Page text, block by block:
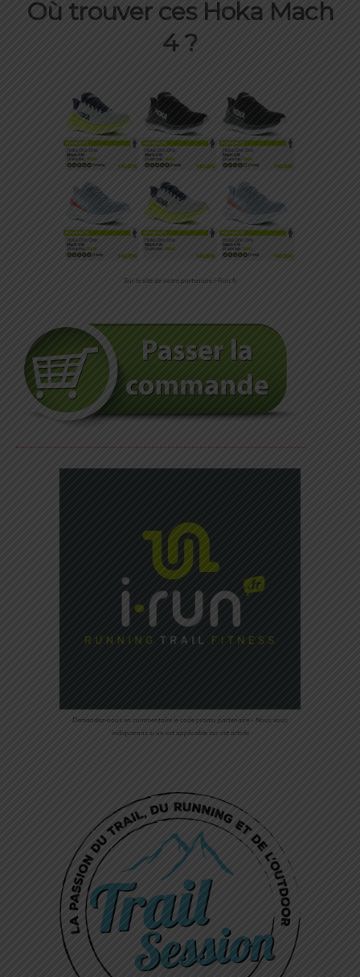
Où trouver ces Hoka Mach
4 ?
Sur le site de notre partenaire i-Run.fr
Demandez-nous en commentaire le code promo partenaire – Nous vous
indiquerons si un est applicable sur cet article